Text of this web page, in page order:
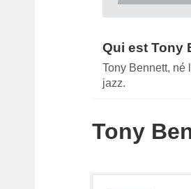
Qui est Tony
Tony Bennett, né
jazz.
Tony